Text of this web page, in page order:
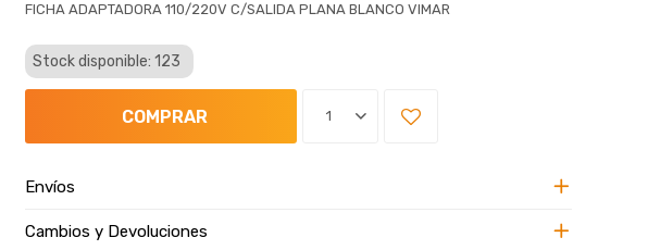
FICHA ADAPTADORA 110/220V C/SALIDA PLANA BLANCO VIMAR
Stock disponible: 123
1
COMPRAR
Envíos
Cambios y Devoluciones